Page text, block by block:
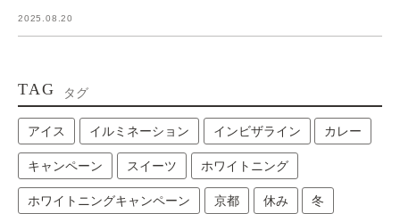
2025.08.20
TAG タグ
アイス イルミネーション インビザライン カレー
キャンペーン スイーツ ホワイトニング
ホワイトニングキャンペーン 京都 休み 冬